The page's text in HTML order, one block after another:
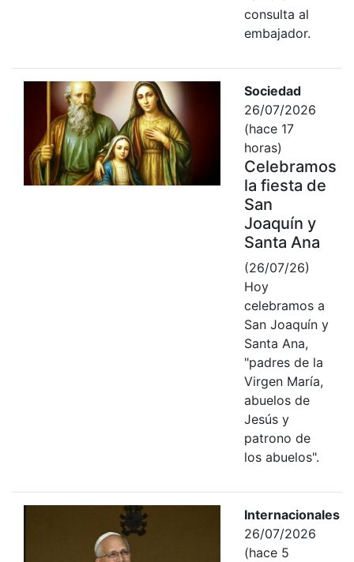
consulta al
embajador.
Sociedad
26/07/2026
(hace 17
horas)
Celebramos
la fiesta de
San
Joaquín y
Santa Ana
(26/07/26)
Hoy
celebramos a
San Joaquín y
Santa Ana,
"padres de la
Virgen María,
abuelos de
Jesús y
patrono de
los abuelos".
Internacionales
26/07/2026
(hace 5